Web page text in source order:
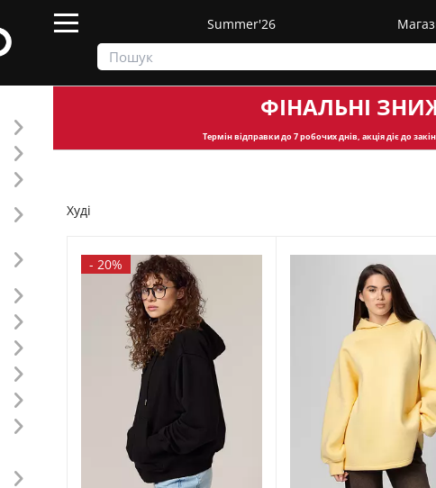
Summer'26
ФІНАЛЬНІ
Термін відправкидо 7 робочих днів, акція діє до
Худі
Худі
- 20%